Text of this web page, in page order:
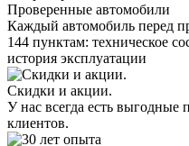
Проверенные автомобили
Каждый автомобиль перед
144 пунктам: техническое
история эксплуатации
Скидки и акции.
У нас всегда есть
клиентов.